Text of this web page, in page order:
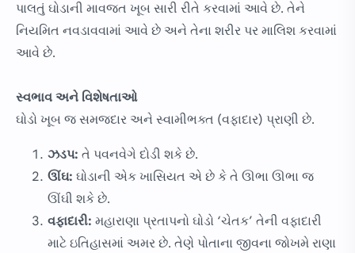
પાલતું ઘોડાની માવજત ખૂબ સારી રીતે કરવામાં આવે છે. તેને
નિયમિત નવડાવવામાં આવે છે અને તેના શરીર પર માલિશ કરવામાં
આવે છે.
સ્વભાવ અને વિશેષતાઓ
ઘોડો ખૂબ જ સમજદાર અને સ્વામીભક્ત (વફાદાર) પ્રાણી છે.
ઝડપ: તે પવનવેગે દોડી શકે છે.
ઊંઘ: ઘોડાની એક ખાસિયત એ છે કે તે ઊભા ઊભા જ
ઊંઘી શકે છે.
વફાદારી: મહારાણા પ્રતાપનો ઘોડો ‘ચેતક’ તેની વફાદારી
માટે ઇતિહાસમાં અમર છે. તેણે પોતાના જીવના જોખમે રાણા